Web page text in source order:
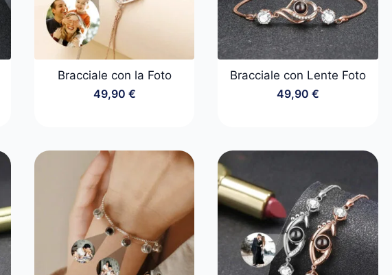
Bracciale con la Foto
49,90 €
Bracciale con Lente Foto
49,90€